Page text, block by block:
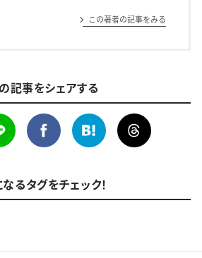
この著者の記事をみる
記事をシェアする
るタグをチェック！